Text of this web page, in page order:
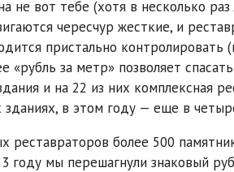
не вот тебе (хотя в несколько
чересчур жесткие, и
пристально контролировать
«рубль за метр» позволяет
и на 22 из них комплексная
в этом году — еще в
реставраторов более 500
году мы перешагнули знаковый